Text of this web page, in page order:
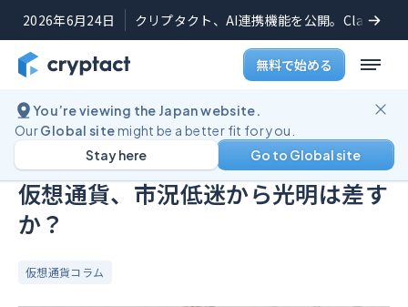
2026年6月24日 クリプタクト、AI連携機能を公開。Claude
無料で始める
You’re viewing the Japan website.
OurGlobal sitemight be a better fit for you.
Go to Global site
Stay here
ブログ 仮想通貨、市況低迷から光明は差すか？
公開日:2020年12月3日(最終更新日:2025年8月28日
仮想通貨、市況低迷から光明は差す
か？
仮想通貨コラム